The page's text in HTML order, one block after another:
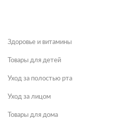
Здоровье и витамины
Товары для детей
Уход за полостью рта
Уход за лицом
Товары для дома